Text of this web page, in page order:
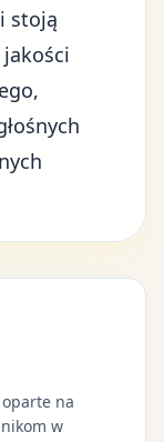
stoją
,
na
w